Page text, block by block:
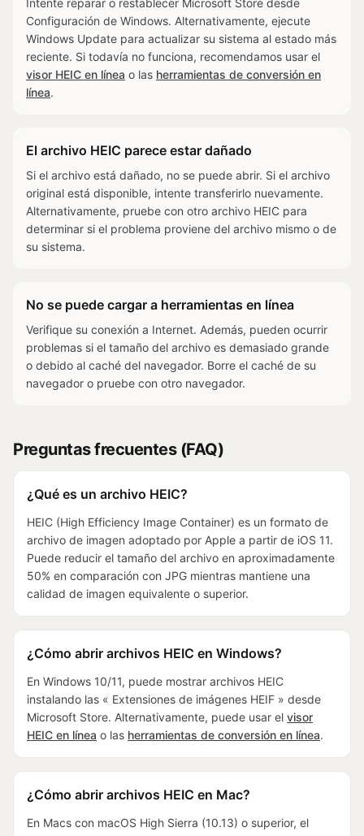
Intente reparar o restablecer Microsoft Store desde
Configuración de Windows. Alternativamente, ejecute
Windows Update para actualizar su sistema al estado más
reciente. Si todavía no funciona, recomendamos usar el
visor HEIC en línea o las herramientas de conversión en
línea.
El archivo HEIC parece estar dañado
Si el archivo está dañado, no se puede abrir. Si el archivo
original está disponible, intente transferirlo nuevamente.
Alternativamente, pruebe con otro archivo HEIC para
determinar si el problema proviene del archivo mismo o de
su sistema.
No se puede cargar a herramientas en línea
Verifique su conexión a Internet. Además, pueden ocurrir
problemas si el tamaño del archivo es demasiado grande
o debido al caché del navegador. Borre el caché de su
navegador o pruebe con otro navegador.
Preguntas frecuentes (FAQ)
¿Qué es un archivo HEIC?
HEIC (High Efficiency Image Container) es un formato de
archivo de imagen adoptado por Apple a partir de iOS 11.
Puede reducir el tamaño del archivo en aproximadamente
50% en comparación con JPG mientras mantiene una
calidad de imagen equivalente o superior.
¿Cómo abrir archivos HEIC en Windows?
En Windows 10/11, puede mostrar archivos HEIC
instalando las « Extensiones de imágenes HEIF » desde
Microsoft Store. Alternativamente, puede usar el visor
HEIC en línea o las herramientas de conversión en línea.
¿Cómo abrir archivos HEIC en Mac?
En Macs con macOS High Sierra (10.13) o superior, el